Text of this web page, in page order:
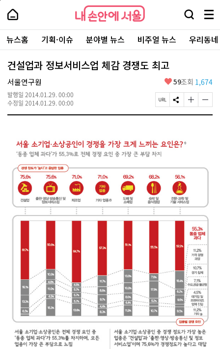
본
로
가
내
손
안
에
서
울
-
서
울
시
대
표
소
내
손
에
울
검
창
열
기
메
뉴
전
체
보
주
요
서
뉴스홈 기획·이슈 분야별 뉴스 비주얼 뉴스 우리동
건설업과 정보서비스업 체감 경쟁도 최고
서울연구원
발행일 2014.01.29. 00:00
수정일 2014.01.29. 00:00
좋
요
59조회 1,674
페
이
L
S
N
하
글
자
하
글
자
하
페
상
단
로